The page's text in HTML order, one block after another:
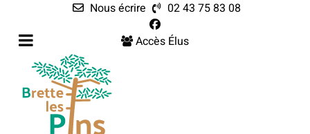
Nous écrire
02 43 75 83 08
Accès Élus